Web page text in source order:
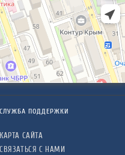
СЛУЖБА ПОДДЕРЖКИ
КАРТА САЙТА
СВЯЗАТЬСЯ С НАМИ